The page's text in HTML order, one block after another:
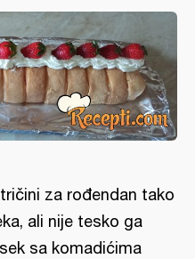
za rođendan tako
ali nije tesko ga
sa komadićima